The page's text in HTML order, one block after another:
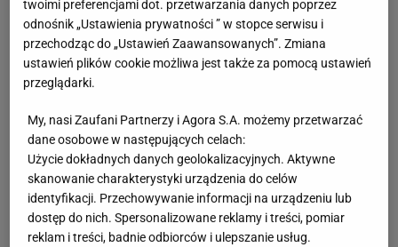
twoimi preferencjami dot. przetwarzania danych poprzez
odnośnik „Ustawienia prywatności ” w stopce serwisu i
przechodząc do „Ustawień Zaawansowanych”. Zmiana
ustawień plików cookie możliwa jest także za pomocą ustawień
przeglądarki.
My, nasi Zaufani Partnerzy i Agora S.A. możemy przetwarzać
dane osobowe w następujących celach:
Użycie dokładnych danych geolokalizacyjnych. Aktywne
skanowanie charakterystyki urządzenia do celów
identyfikacji. Przechowywanie informacji na urządzeniu lub
dostęp do nich. Spersonalizowane reklamy i treści, pomiar
reklam i treści, badnie odbiorców i ulepszanie usług.